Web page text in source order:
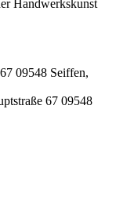
Handwerkskunst
09548 Seiffen,
67 09548